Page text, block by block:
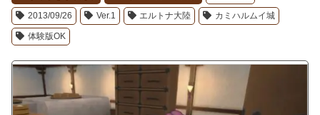
2013/09/26 Ver.1 エルトナ大陸 カミハルムイ城
体験版OK